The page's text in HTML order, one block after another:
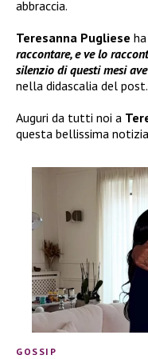
abbraccia.
Teresanna Pugliese
raccontare, e ve lo
silenzio di questi mesi
nella didascalia del post.
Auguri da tutti noi a
questa bellissima
GOSSIP